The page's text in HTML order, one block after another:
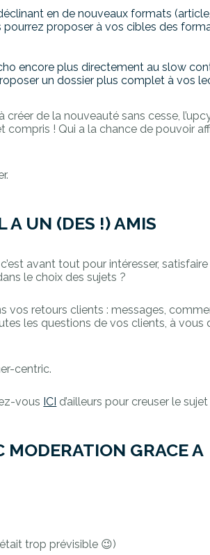
en de nouveaux formats
proposer à vos cibles des
encore plus directement au slow
un dossier plus complet à vos
de la nouveauté sans cesse,
! Qui a la chance de pouvoir
A UN (DES !) AMIS
avant tout pour intéresser,
le choix des sujets ?
retours clients : messages,
les questions de vos clients, à vous
centric.
vous ICI d’ailleurs pour creuser le
MODERATION GRACE A
trop prévisible 😉)